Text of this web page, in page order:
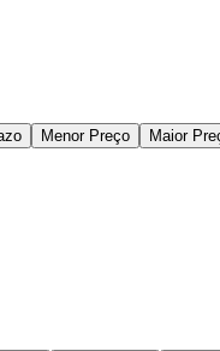
Menor Preço Maior